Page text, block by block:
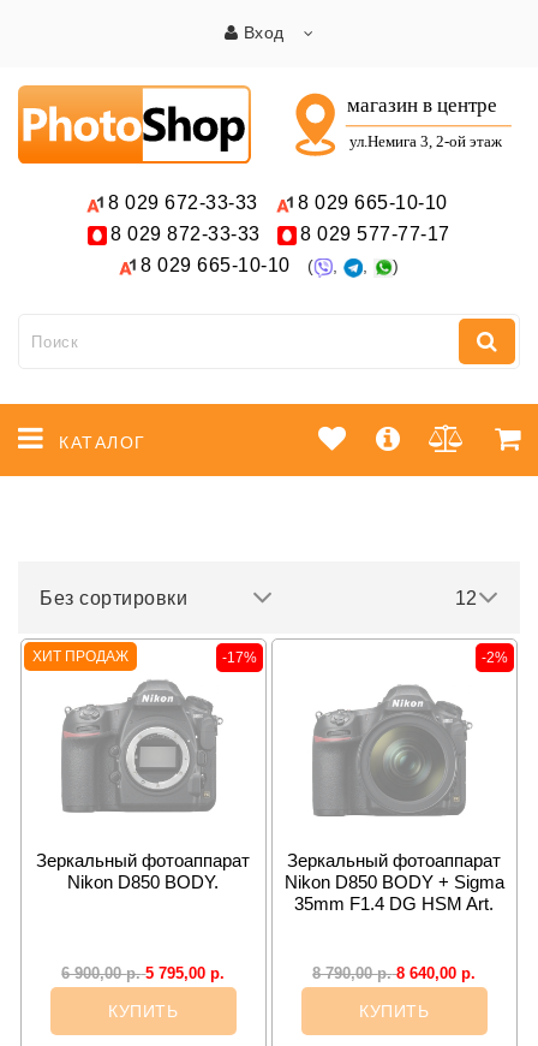
Вход
8 029 672-33-33 8 029 665-10-10
8 029 872-33-33 8 029 577-77-17
8 029 665-10-10 ( , , )
КАТАЛОГ
12
Без сортировки
-17%
ХИТ ПРОДАЖ
Зеркальный фотоаппарат
Nikon D850 BODY.
6 900,00р. 5 795,00р.
КУПИТЬ
-2%
Зеркальный фотоаппарат
Nikon D850 BODY + Sigma
35mm F1.4 DG HSM Art.
8 790,00р. 8 640,00р.
КУПИТЬ